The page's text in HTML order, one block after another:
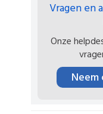
Vragen en
Onze